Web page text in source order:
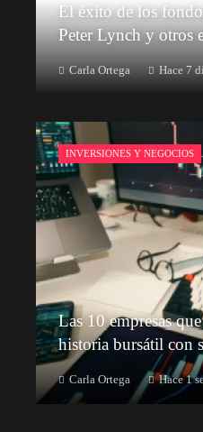
El éxito de los
Peter Lynch y otros
Carla Ortega Hace 7
INVERSIONES Y NEGOCIOS
Las 10 empresas
historia bursátil con
Carla Ortega Hace 1